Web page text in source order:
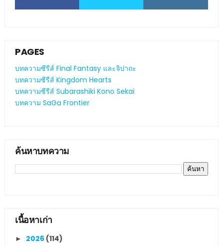
PAGES
บทความซีรีส์ Final Fantasy และจิปาถะ
บทความซีรีส์ Kingdom Hearts
บทความซีรีส์ Subarashiki Kono Sekai
บทความ SaGa Frontier
ค้นหาบทความ
เนื้อหาเก่า
► 2026 (114)